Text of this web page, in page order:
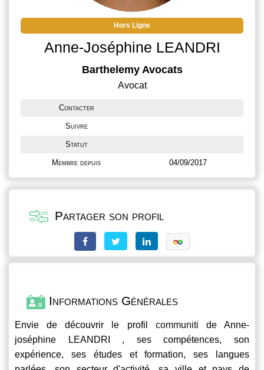
Hors Ligne
Anne-Joséphine LEANDRI
Barthelemy Avocats
Avocat
Contacter
Suivre
Statut
Membre depuis 04/09/2017
Partager son profil
Informations Générales
Envie de découvrir le profil communiti de Anne-
joséphine LEANDRI , ses compétences, son
expérience, ses études et formation, ses langues